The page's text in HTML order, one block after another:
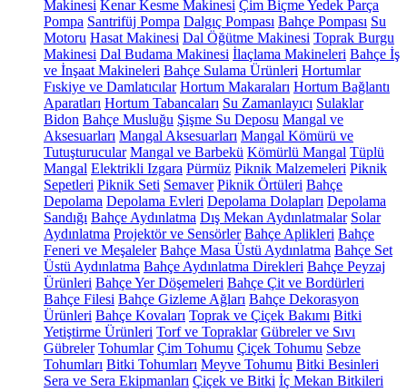
Makinesi Kenar Kesme Makinesi Çim Biçme Yedek Parça
Pompa Santrifüj Pompa Dalgıç Pompası Bahçe Pompası Su
Motoru Hasat Makinesi Dal Öğütme Makinesi Toprak Burgu
Makinesi Dal Budama Makinesi İlaçlama Makineleri Bahçe İş
ve İnşaat Makineleri Bahçe Sulama Ürünleri Hortumlar
Fıskiye ve Damlatıcılar Hortum Makaraları Hortum Bağlantı
Aparatları Hortum Tabancaları Su Zamanlayıcı Sulaklar
Bidon Bahçe Musluğu Şişme Su Deposu Mangal ve
Aksesuarları Mangal Aksesuarları Mangal Kömürü ve
Tutuşturucular Mangal ve Barbekü Kömürlü Mangal Tüplü
Mangal Elektrikli Izgara Pürmüz Piknik Malzemeleri Piknik
Sepetleri Piknik Seti Semaver Piknik Örtüleri Bahçe
Depolama Depolama Evleri Depolama Dolapları Depolama
Sandığı Bahçe Aydınlatma Dış Mekan Aydınlatmalar Solar
Aydınlatma Projektör ve Sensörler Bahçe Aplikleri Bahçe
Feneri ve Meşaleler Bahçe Masa Üstü Aydınlatma Bahçe Set
Üstü Aydınlatma Bahçe Aydınlatma Direkleri Bahçe Peyzaj
Ürünleri Bahçe Yer Döşemeleri Bahçe Çit ve Bordürleri
Bahçe Filesi Bahçe Gizleme Ağları Bahçe Dekorasyon
Ürünleri Bahçe Kovaları Toprak ve Çiçek Bakımı Bitki
Yetiştirme Ürünleri Torf ve Topraklar Gübreler ve Sıvı
Gübreler Tohumlar Çim Tohumu Çiçek Tohumu Sebze
Tohumları Bitki Tohumları Meyve Tohumu Bitki Besinleri
Sera ve Sera Ekipmanları Çiçek ve Bitki İç Mekan Bitkileri